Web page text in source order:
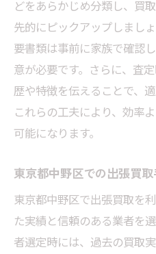
どをあらかじめ分類し、買
先的にピックアップしまし
要書類は事前に家族で確認
意が必要です。さらに、査
歴や特徴を伝えることで、
これらの工夫により、効率
可能になります。
東京都中野区での出張買
東京都中野区で出張買取を
た実績と信頼のある業者を
者選定時には、過去の買取